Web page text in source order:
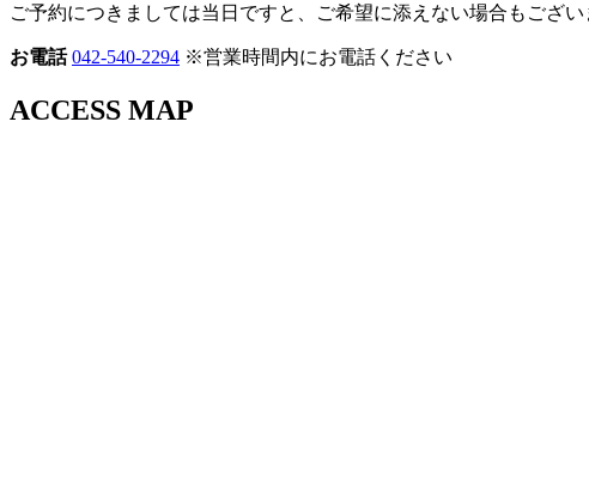
ご予約につきましては当日ですと、ご希望に添えない場合もござ
お電話 042-540-2294 ※営業時間内にお電話ください
ACCESS MAP